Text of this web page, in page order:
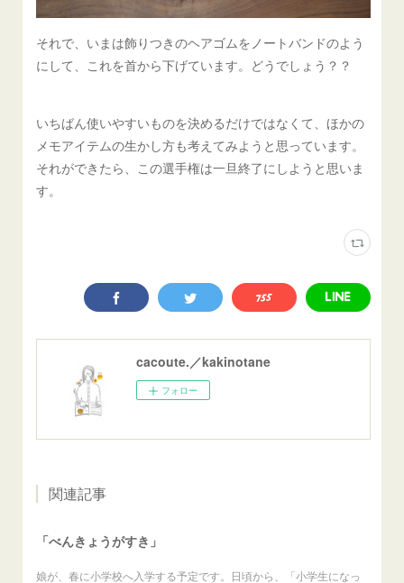
それで、いまは飾りつきのヘアゴムをノートバンドのよう
にして、これを首から下げています。どうでしょう？？
いちばん使いやすいものを決めるだけではなくて、ほかの
メモアイテムの生かし方も考えてみようと思っています。
それができたら、この選手権は一旦終了にしようと思いま
す。
cacoute.／kakinotane
フォロー
関連記事
「べんきょうがすき」
娘が、春に小学校へ入学する予定です。日頃から、「小学生になっ